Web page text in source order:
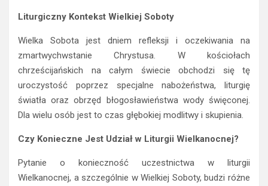
Liturgiczny Kontekst Wielkiej Soboty
Wielka Sobota jest dniem refleksji i oczekiwania na
zmartwychwstanie Chrystusa. W kościołach
chrześcijańskich na całym świecie obchodzi się tę
uroczystość poprzez specjalne nabożeństwa, liturgię
światła oraz obrzęd błogosławieństwa wody święconej.
Dla wielu osób jest to czas głębokiej modlitwy i skupienia.
Czy Konieczne Jest Udział w Liturgii Wielkanocnej?
Pytanie o konieczność uczestnictwa w liturgii
Wielkanocnej, a szczególnie w Wielkiej Soboty, budzi różne